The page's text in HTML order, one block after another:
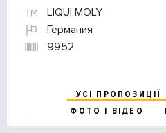
LIQUI MOLY
Германия
9952
УСІ ПРОПОЗИЦІЇ
ФОТО І ВІДЕО